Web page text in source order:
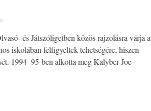
és Játszóligetben közös rajzolásra várja a
iskolában felfigyeltek tehetségére, hiszen
1994–95-ben alkotta meg Kalyber Joe